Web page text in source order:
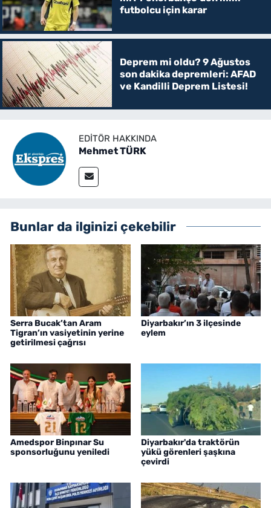
futbolcu için karar
Deprem mi oldu? 9 Ağustos
son dakika depremleri: AFAD
ve Kandilli Deprem Listesi!
EDITÖR HAKKINDA
Mehmet TÜRK
Bunlar da ilginizi çekebilir
Serra Bucak’tan Aram
Tigran’ın vasiyetinin yerine
getirilmesi çağrısı
Diyarbakır’ın 3 ilçesinde
eylem
Amedspor Binpınar Su
sponsorluğunu yeniledi
Diyarbakır'da traktörün
yükü görenleri şaşkına
çevirdi